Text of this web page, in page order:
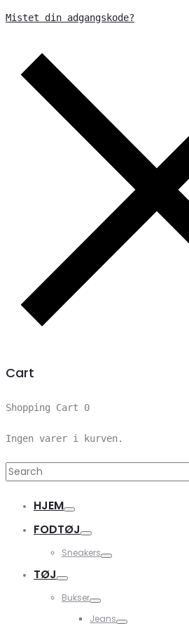
Mistet din adgangskode?
Cart
Shopping Cart 0
Ingen varer i kurven.
Search
HJEM
FODTØJ
Sneakers
TØJ
Bukser
Jeans